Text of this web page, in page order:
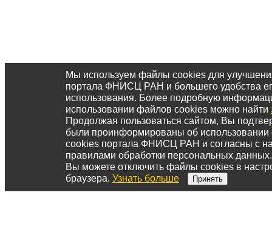
Мы используем файлы cookies для
портала ФНИСЦ РАН и большего удобства
использования. Более подробную
использовании файлов cookies можно найти
Продолжая пользоваться сайтом, Вы
были проинформированы об
cookies портала ФНИСЦ РАН и согласны с
правилами обработки персональных данных.
Вы можете отключить файлы cookies в
браузера. Узнать больше Принять